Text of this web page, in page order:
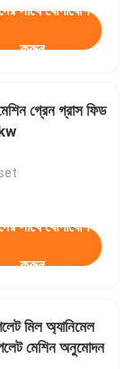
সাথে যোগাযোগ
করুন
গ্রেন গ্রাস ফিড
সাথে যোগাযোগ
করুন
মিল অ্যানিমেল
মেশিন অনুমোদন